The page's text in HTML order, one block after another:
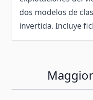
dos modelos de
invertida. Incluye